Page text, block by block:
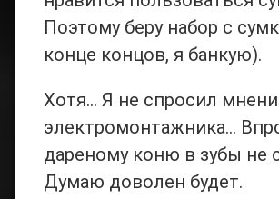
Поэтому беру набор с
конце концов, я банкую).
Хотя… Я не спросил
электромонтажника…
дареному коню в зубы не
Думаю доволен будет.